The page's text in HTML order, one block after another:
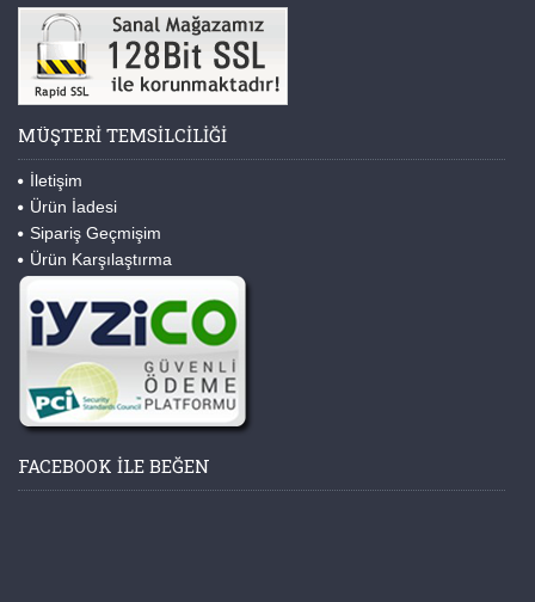
MÜŞTERI TEMSILCILIĞI
İletişim
Ürün İadesi
Sipariş Geçmişim
Ürün Karşılaştırma
FACEBOOK ILE BEĞEN